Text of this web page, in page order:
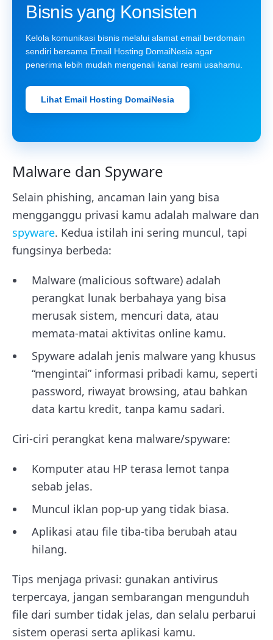
Bisnis yang Konsisten
Kelola komunikasi bisnis melalui alamat email berdomain
sendiri bersama Email Hosting DomaiNesia agar
penerima lebih mudah mengenali kanal resmi usahamu.
Lihat Email Hosting DomaiNesia
Malware dan Spyware
Selain phishing, ancaman lain yang bisa
mengganggu privasi kamu adalah malware dan
spyware. Kedua istilah ini sering muncul, tapi
fungsinya berbeda:
Malware (malicious software) adalah
perangkat lunak berbahaya yang bisa
merusak sistem, mencuri data, atau
memata-matai aktivitas online kamu.
Spyware adalah jenis malware yang khusus
“mengintai” informasi pribadi kamu, seperti
password, riwayat browsing, atau bahkan
data kartu kredit, tanpa kamu sadari.
Ciri-ciri perangkat kena malware/spyware:
Komputer atau HP terasa lemot tanpa
sebab jelas.
Muncul iklan pop-up yang tidak biasa.
Aplikasi atau file tiba-tiba berubah atau
hilang.
Tips menjaga privasi: gunakan antivirus
terpercaya, jangan sembarangan mengunduh
file dari sumber tidak jelas, dan selalu perbarui
sistem operasi serta aplikasi kamu.